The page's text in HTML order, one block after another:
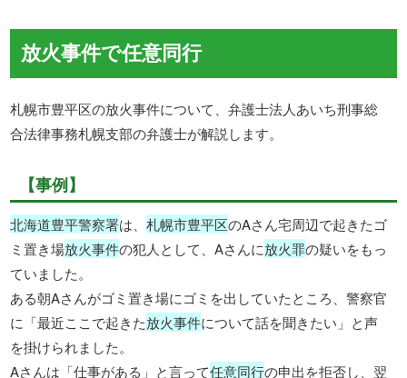
放火事件で任意同行
札幌市豊平区の放火事件について、弁護士法人あいち刑事総
合法律事務札幌支部の弁護士が解説します。
【事例】
北海道豊平警察署は、札幌市豊平区のAさん宅周辺で起きたゴ
ミ置き場放火事件の犯人として、Aさんに放火罪の疑いをもっ
ていました。
ある朝Aさんがゴミ置き場にゴミを出していたところ、警察官
に「最近ここで起きた放火事件について話を聞きたい」と声
を掛けられました。
Aさんは「仕事がある」と言って任意同行の申出を拒否し、翌